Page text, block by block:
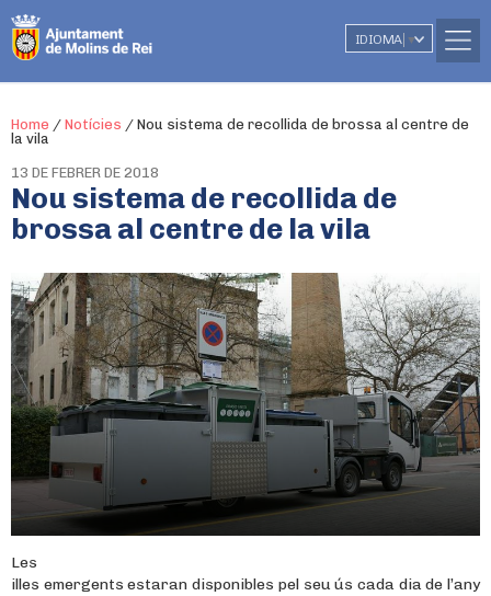
IDIOMA ▼
Home / Notícies / Nou sistema de recollida de brossa al centre de
la vila
13 DE FEBRER DE 2018
Nou sistema de recollida de
brossa al centre de la vila
Les
illes emergents estaran disponibles pel seu ús cada dia de l’any